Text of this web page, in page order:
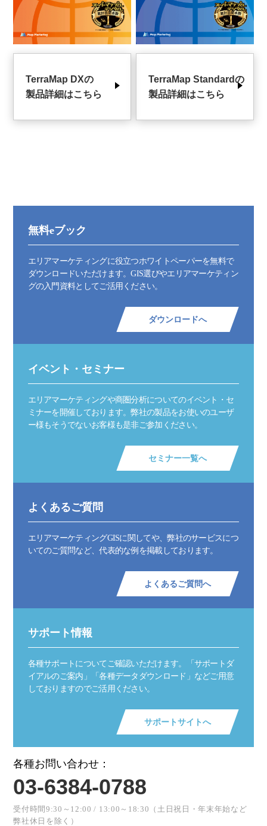
TerraMap DXの
製品詳細はこちら
TerraMap Standardの
製品詳細はこちら
無料eブック
エリアマーケティングに役立つホワイトペーパーを無料で
ダウンロードいただけます。GIS選びやエリアマーケティン
グの入門資料としてご活用ください。
ダウンロードへ
イベント・セミナー
エリアマーケティングや商圏分析についてのイベント・セ
ミナーを開催しております。弊社の製品をお使いのユーザ
ー様もそうでないお客様も是非ご参加ください。
セミナー一覧へ
よくあるご質問
エリアマーケティングGISに関してや、弊社のサービスにつ
いてのご質問など、代表的な例を掲載しております。
よくあるご質問へ
サポート情報
各種サポートについてご確認いただけます。「サポートダ
イアルのご案内」「各種データダウンロード」などご用意
しておりますのでご活用ください。
サポートサイトへ
各種お問い合わせ：
03-6384-0788
受付時間9:30～12:00 / 13:00～18:30（土日祝日・年末年始など
弊社休日を除く）